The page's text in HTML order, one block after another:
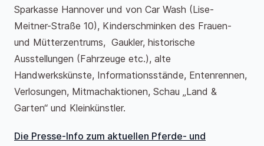
Sparkasse Hannover und von Car Wash (Lise-
Meitner-Straße 10), Kinderschminken des Frauen-
und Mütterzentrums, Gaukler, historische
Ausstellungen (Fahrzeuge etc.), alte
Handwerkskünste, Informationsstände, Entenrennen,
Verlosungen, Mitmachaktionen, Schau „Land &
Garten“ und Kleinkünstler.
Die Presse-Info zum aktuellen Pferde- und